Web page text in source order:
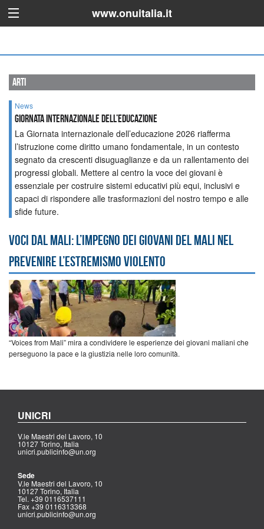
www.onuitalia.it
arti
News
GIORNATA INTERNAZIONALE DELL’EDUCAZIONE
La Giornata internazionale dell’educazione 2026 riafferma
l’istruzione come diritto umano fondamentale, in un contesto
segnato da crescenti disuguaglianze e da un rallentamento dei
progressi globali. Mettere al centro la voce dei giovani è
essenziale per costruire sistemi educativi più equi, inclusivi e
capaci di rispondere alle trasformazioni del nostro tempo e alle
sfide future.
Voci dal Mali: l’impegno dei giovani del Mali nel
prevenire l’estremismo violento
“Voices from Mali” mira a condividere le esperienze dei giovani maliani che
perseguono la pace e la giustizia nelle loro comunità.
UNICRI
V.le Maestri del Lavoro, 10
10127 Torino, Italia
unicri.publicinfo@un.org
Sede
V.le Maestri del Lavoro, 10
10127 Torino, Italia
Tel. +39 0116537111
Fax +39 0116313368
unicri.publicinfo@un.org